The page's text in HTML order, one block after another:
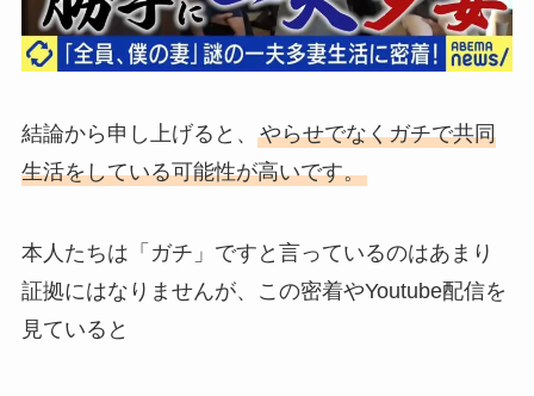
結論から申し上げると、 やらせでなくガチで共同
生活をしている可能性が高いです。
本人たちは「ガチ」ですと言っているのはあまり
証拠にはなりませんが、この密着やYoutube配信を
見ていると